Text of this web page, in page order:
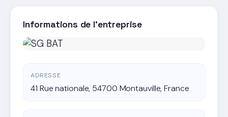
Informations de l'entreprise
ADRESSE
41 Rue nationale, 54700 Montauville, France